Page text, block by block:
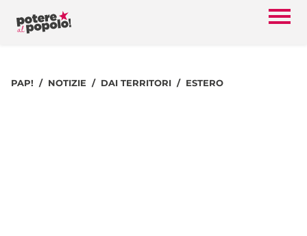
PAP! NOTIZIE DAI TERRITORI ESTERO